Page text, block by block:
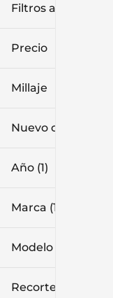
Filtros aplicados (3)
2027
Precio
Millaje
Nuevo o usado
Año (1)
Marca (1)
Modelo (1)
Recorte